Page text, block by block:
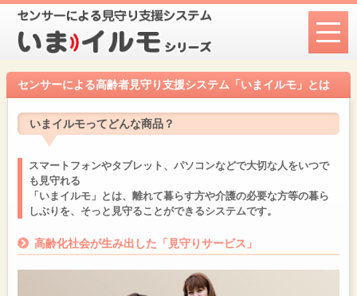
センサーによる高齢者見守り支援システム「いまイルモ」とは
いまイルモってどんな商品？
スマートフォンやタブレット、パソコンなどで大切な人をいつで
も見守れる
「いまイルモ」とは、離れて暮らす方や介護の必要な方等の暮ら
しぶりを、そっと見守ることができるシステムです。
高齢化社会が生み出した「見守りサービス」